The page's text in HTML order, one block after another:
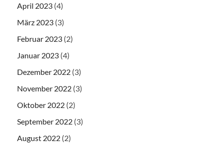
April 2023 (4)
März 2023 (3)
Februar 2023 (2)
Januar 2023 (4)
Dezember 2022 (3)
November 2022 (3)
Oktober 2022 (2)
September 2022 (3)
August 2022 (2)